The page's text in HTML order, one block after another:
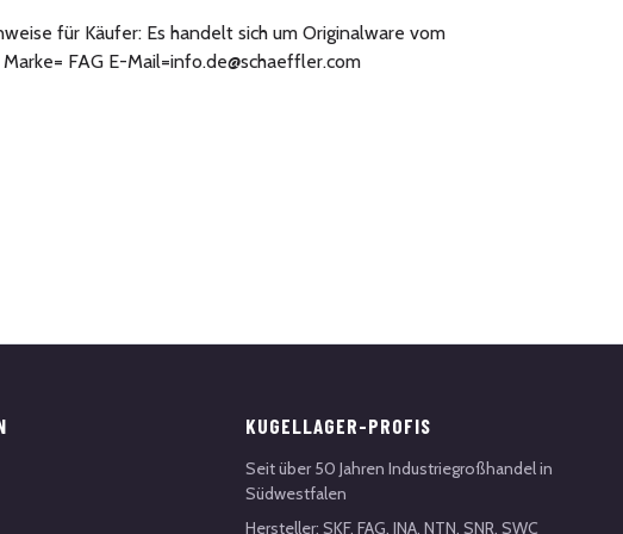
für Käufer: Es handelt sich um Originalware vom
FAG E-Mail=info.de@schaeffler.com
KUGELLAGER-PROFIS
Seit über 50 Jahren Industriegroßhandel in
Südwestfalen
Hersteller: SKF, FAG, INA, NTN, SNR, SWC